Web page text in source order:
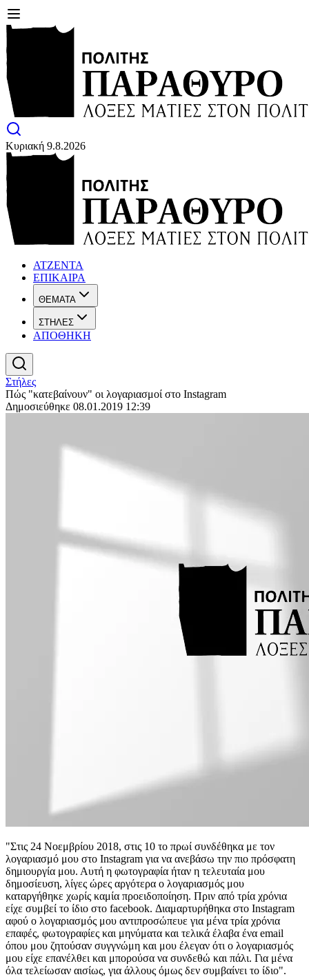
Κυριακή 9.8.2026
ΑΤΖΕΝΤΑ
ΕΠΙΚΑΙΡΑ
ΘΕΜΑΤΑ
ΣΤΗΛΕΣ
ΑΠΟΘΗΚΗ
Στήλες
Πώς "κατεβαίνουν" οι λογαριασμοί στο Instagram
Δημοσιεύθηκε 08.01.2019 12:39
"Στις 24 Νοεμβρίου 2018, στις 10 το πρωί συνδέθηκα με τον
λογαριασμό μου στο Instagram για να ανεβάσω την πιο πρόσφατη
δημιουργία μου. Αυτή η φωτογραφία ήταν η τελευταία μου
δημοσίευση, λίγες ώρες αργότερα ο λογαριασμός μου
καταργήθηκε χωρίς καμία προειδοποίηση. Πριν από τρία χρόνια
είχε συμβεί το ίδιο στο facebook. Διαμαρτυρήθηκα στο Instagram
αφού ο λογαριασμός μου αντιπροσώπευε για μένα τρία χρόνια
επαφές, φωτογραφίες και μηνύματα και τελικά έλαβα ένα email
όπου μου ζητούσαν συγγνώμη και μου έλεγαν ότι ο λογαριασμός
μου είχε επανέλθει και μπορούσα να συνδεθώ και πάλι. Για μένα
όλα τελείωσαν αισίως, για άλλους όμως δεν συμβαίνει το ίδιο".